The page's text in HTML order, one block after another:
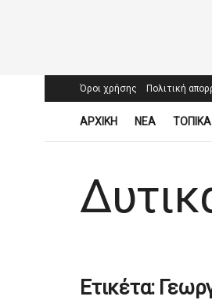
Όροι χρήσης Πολιτική
ΑΡΧΙΚΗ ΝΕΑ ΤΟΠΙΚΑ
Ετικέτα: